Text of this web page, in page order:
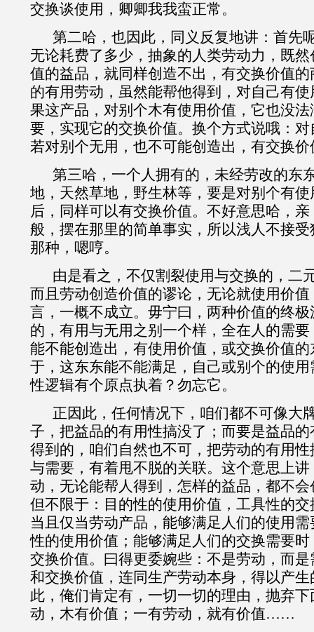
交换谈使用，卿卿我我蛮正常。
第二哈，也因此，同义反复地讲：首先
无论耗费了多少，抽象的人类劳动力，既
值的益品，就同样创造不出，有交换价值的
的有用劳动，虽然能帮他得到，对自己有
果这产品，对别个木有使用价值，它也没
要，实现它的交换价值。 换个方式说哦：
若对别个无用，也不可能创造出，有交换
第三哈， 一个人拥有的，未经劳改的东
地，天然草地，野生林等，要是对别个有
后，同样可以有交换价值。 不好意思哈，
般，摆在那里的简单事实，所以浅人不接
那种 ，嗯哼。
由是看之，不仅割裂使用与交换的，二
而且劳动创造价值的谬论，无论就使用价
言，一概不成立。毋宁曰，两种价值的终
的，有用与无用之别一个样，全在人的需
能不能创造出，有使用价值，或交换价值
于，这东东能不能满足，自己或别个的使
性逻辑有个原点执着？勿忘它。
正因此 ，任何情况下，咱们都不可像大
子，把益品的有用性搞没了；而要是益品
得到的，咱们自然也不可，把劳动的有用
与需要，有着甩不脱的关联。 这个意思上讲
动，无论能帮人得到，怎样的益品，都不
但不限于：目的性的使用价值，工具性的
当且仅当劳动产品，能够满足人们的使用
性的使用价值；能够满足人们的交换需要
交换价值。 曰得更委婉些： 不是劳动，而
和交换价值，连同生产劳动本身，得以产
此 ，俺们肯定有，一切一切的理由，抛弃
动，木有价值；一有劳动，就有价值……